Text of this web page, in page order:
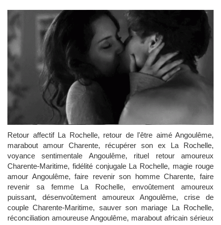
Retour affectif La Rochelle, retour de l'être aimé Angoulême,
marabout amour Charente, récupérer son ex La Rochelle,
voyance sentimentale Angoulême, rituel retour amoureux
Charente-Maritime, fidélité conjugale La Rochelle, magie rouge
amour Angoulême, faire revenir son homme Charente, faire
revenir sa femme La Rochelle, envoûtement amoureux
puissant, désenvoûtement amoureux Angoulême, crise de
couple Charente-Maritime, sauver son mariage La Rochelle,
réconciliation amoureuse Angoulême, marabout africain sérieux